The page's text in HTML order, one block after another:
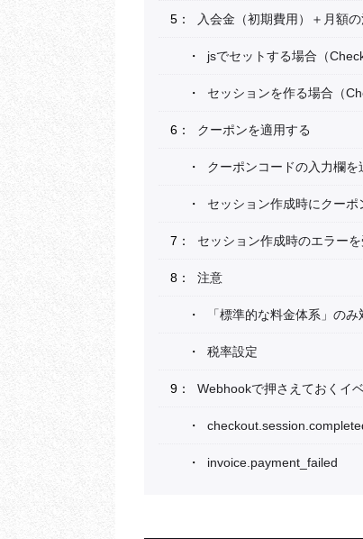
入会金（初期費用）＋月額
jsでセットする場合（
セッションを作る場合（
クーポンを適用する
クーポンコードの入力欄を
セッション作成時にクーポ
セッション作成時のエラー
注意
「標準的な料金体系」のみ
税率設定
Webhookで押さえておくイ
invoice.payment_failed